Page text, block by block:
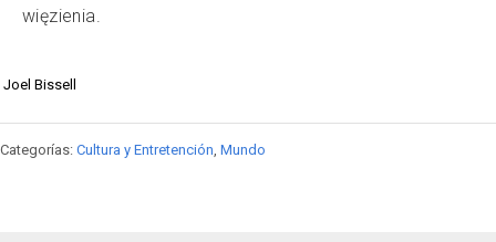
więzienia.
Joel Bissell
Categorías: Cultura y Entretención Mundo